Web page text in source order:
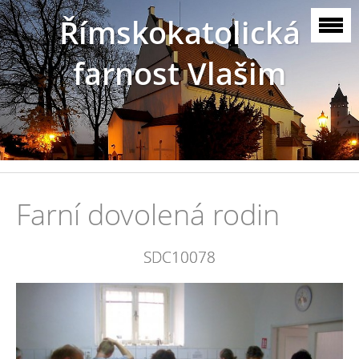
Římskokatolická
farnost Vlašim
Farní dovolená rodin
SDC10078